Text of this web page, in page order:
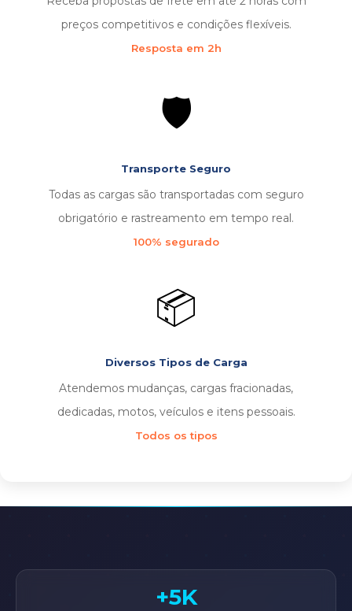
preços competitivos e condições flexíveis.
Resposta em 2h
🛡️
Transporte Seguro
Todas as cargas são transportadas com seguro
obrigatório e rastreamento em tempo real.
100% segurado
📦
Diversos Tipos de Carga
Atendemos mudanças, cargas fracionadas,
dedicadas, motos, veículos e itens pessoais.
Todos os tipos
+5K